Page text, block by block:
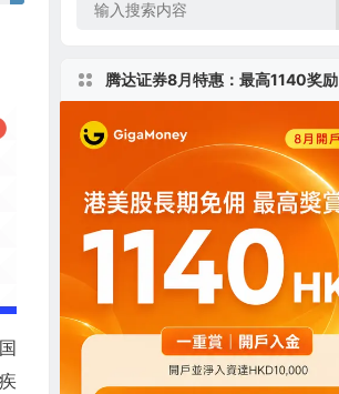
腾达证券8月特惠：最高1140奖励